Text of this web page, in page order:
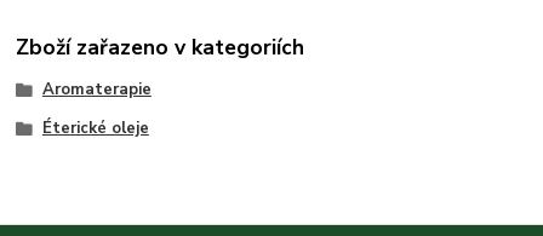
Zboží zařazeno v kategoriích
Aromaterapie
Éterické oleje